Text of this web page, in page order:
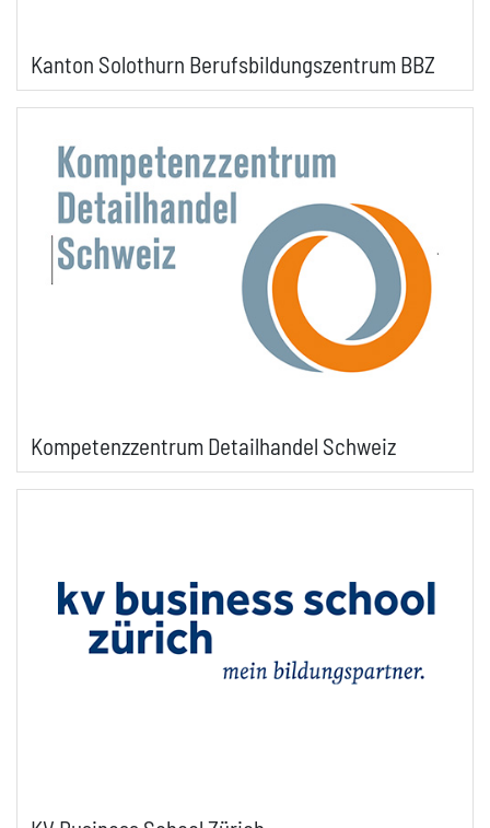
Kanton Solothurn Berufsbildungszentrum BBZ
Kompetenzzentrum Detailhandel Schweiz